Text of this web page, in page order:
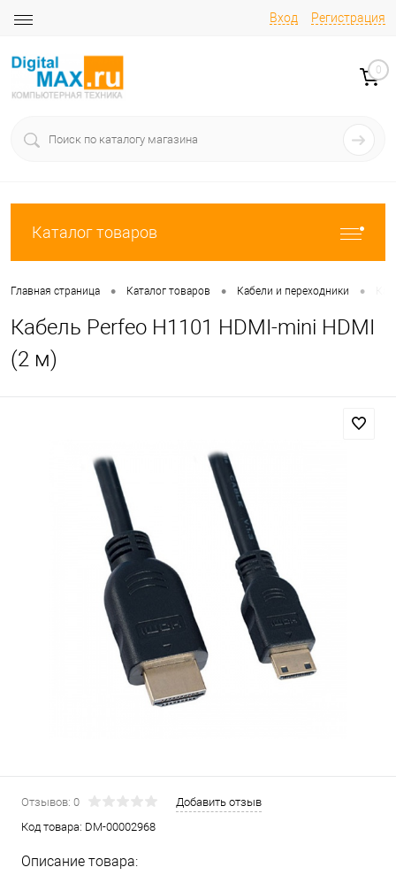
Вход Регистрация
0
Каталог товаров
Главная страница • Каталог товаров • Кабели и переходники •
Кабель Perfeo H1101 HDMI-mini HDMI
(2 м)
Отзывов: 0
Добавить отзыв
Код товара: DM-00002968
Описание товара: